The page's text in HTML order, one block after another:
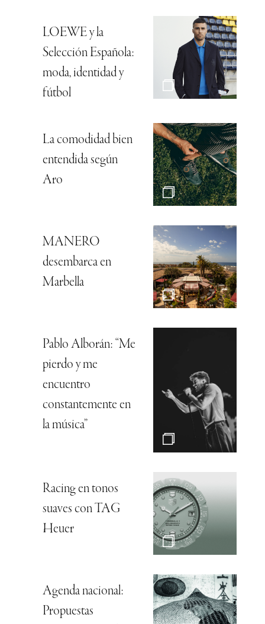
LOEWE y la
Selección Española:
moda, identidad y
fútbol
La comodidad bien
entendida según
Aro
MANERO
desembarca en
Marbella
Pablo Alborán: “Me
pierdo y me
encuentro
constantemente en
la música”
Racing en tonos
suaves con TAG
Heuer
Agenda nacional:
Propuestas